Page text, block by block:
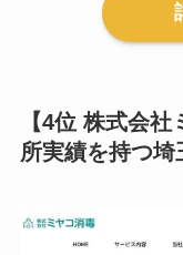
【4位 株式会
所実績を持つ